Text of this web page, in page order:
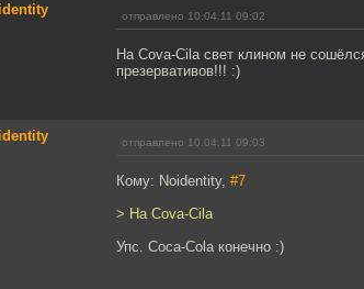
отправлено 10.04.11 09:02
На Cova-Cila свет клином не
презервативов!!! :)
отправлено 10.04.11 09:03
Кому: Noidentity, #7
> На Cova-Cila
Упс. Coca-Cola конечно :)